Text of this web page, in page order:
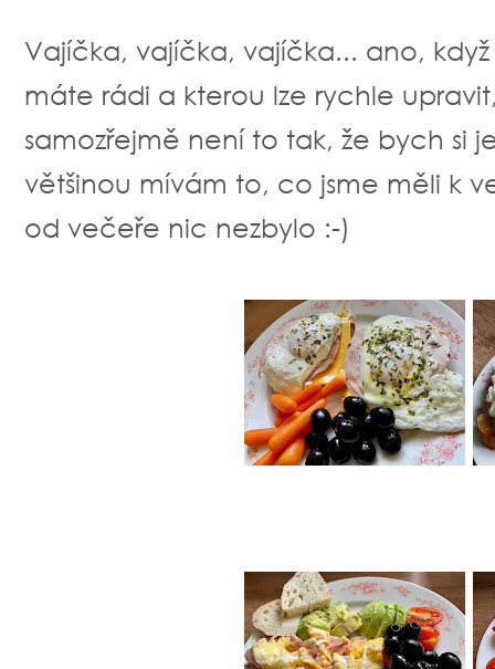
Vajíčka, vajíčka, vajíčka... ano,
máte rádi a kterou lze rychle
samozřejmě není to tak, že bych si
většinou mívám to, co jsme měli k
od večeře nic nezbylo :-)